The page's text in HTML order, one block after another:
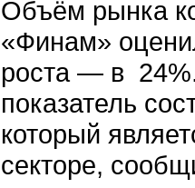
Объём рынка
«Финам»
роста — в
показатель
который
секторе,